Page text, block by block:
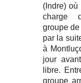
(Indre)
charge
groupe
par la
à
jour
libre.
groupe